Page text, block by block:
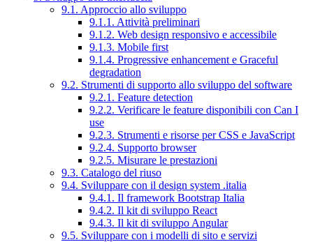
9.1. Approccio allo sviluppo
9.1.1. Attività preliminari
9.1.2. Web design responsivo e accessibile
9.1.3. Mobile first
9.1.4. Progressive enhancement e Graceful
degradation
9.2. Strumenti di supporto allo sviluppo del software
9.2.1. Feature detection
9.2.2. Verificare le feature disponibili con Can I
use
9.2.3. Strumenti e risorse per CSS e JavaScript
9.2.4. Supporto browser
9.2.5. Misurare le prestazioni
9.3. Catalogo del riuso
9.4. Sviluppare con il design system .italia
9.4.1. Il framework Bootstrap Italia
9.4.2. Il kit di sviluppo React
9.4.3. Il kit di sviluppo Angular
9.5. Sviluppare con i modelli di sito e servizi